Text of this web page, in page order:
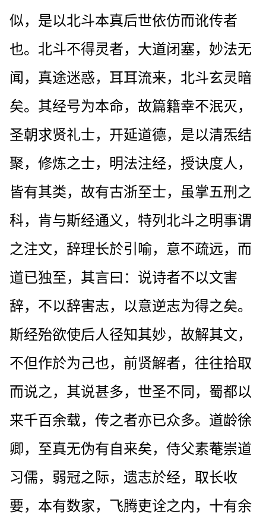
似，是以北斗本真后世依仿而讹传者
也。北斗不得灵者，大道闭塞，妙法无
闻，真途迷惑，耳耳流来，北斗玄灵暗
矣。其经号为本命，故篇籍幸不泯灭，
圣朝求贤礼士，开延道德，是以清炁结
聚，修炼之士，明法注经，授诀度人，
皆有其类，故有古浙至士，虽掌五刑之
科，肯与斯经通义，特列北斗之明事谓
之注文，辞理长於引喻，意不疏远，而
道已独至，其言曰：说诗者不以文害
辞，不以辞害志，以意逆志为得之矣。
斯经殆欲使后人径知其妙，故解其文，
不但作於为己也，前贤解者，往往拾取
而说之，其说甚多，世圣不同，蜀都以
来千百余载，传之者亦已众多。道龄徐
卿，至真无伪有自来矣，侍父素菴崇道
习儒，弱冠之际，遗志於经，取长收
要，本有数家，飞腾吏诠之内，十有余